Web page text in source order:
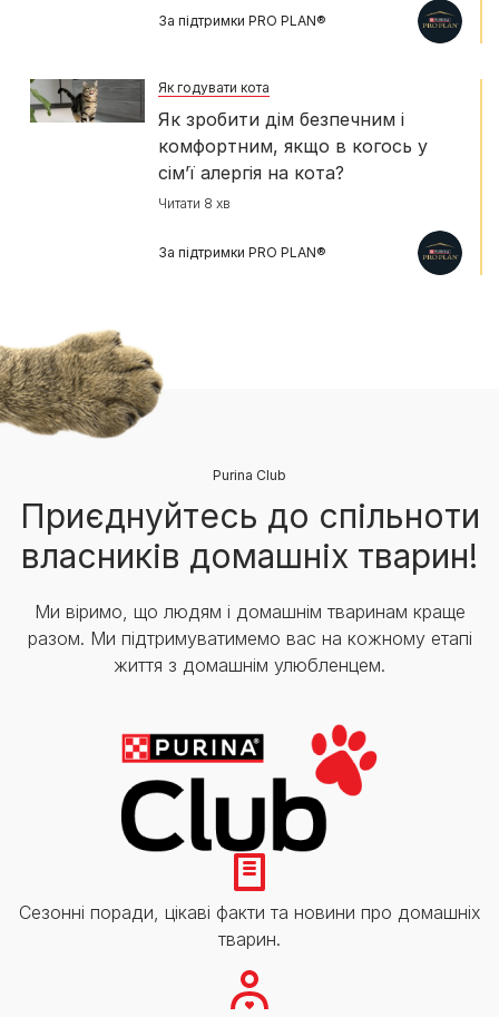
За підтримки PRO PLAN®
Як годувати кота
Як зробити дім безпечним і
комфортним, якщо в когось у
сім’ї алергія на кота?
Читати 8 хв
За підтримки PRO PLAN®
Purina Club
Приєднуйтесь до спільноти
власників домашніх тварин!
Ми віримо, що людям і домашнім тваринам краще
разом. Ми підтримуватимемо вас на кожному етапі
життя з домашнім улюбленцем.
Сезонні поради, цікаві факти та новини про домашніх
тварин.